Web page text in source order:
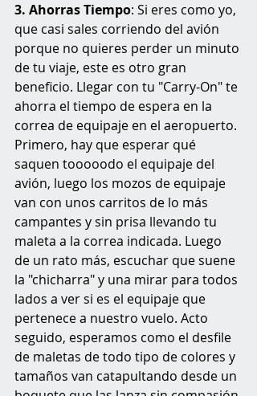
3. Ahorras Tiempo: Si eres como yo,
que casi sales corriendo del avión
porque no quieres perder un minuto
de tu viaje, este es otro gran
beneficio. Llegar con tu "Carry-On" te
ahorra el tiempo de espera en la
correa de equipaje en el aeropuerto.
Primero, hay que esperar qué
saquen tooooodo el equipaje del
avión, luego los mozos de equipaje
van con unos carritos de lo más
campantes y sin prisa llevando tu
maleta a la correa indicada. Luego
de un rato más, escuchar que suene
la "chicharra" y una mirar para todos
lados a ver si es el equipaje que
pertenece a nuestro vuelo. Acto
seguido, esperamos como el desfile
de maletas de todo tipo de colores y
tamaños van catapultando desde un